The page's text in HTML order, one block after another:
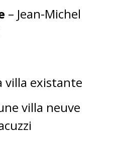
– Jean-Michel
villa existante
villa neuve